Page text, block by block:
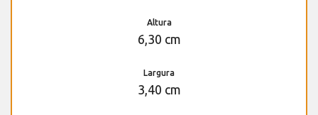
Altura
6,30 cm
Largura
3,40 cm